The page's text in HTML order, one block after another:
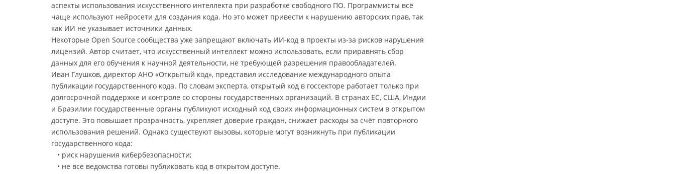
аспекты использования искусственного интеллекта при разработке свободного ПО. Программисты всё
чаще используют нейросети для создания кода. Но это может привести к нарушению авторских прав, так
как ИИ не указывает источники данных.
Некоторые Open Source сообщества уже запрещают включать ИИ-код в проекты из-за рисков нарушения
лицензий. Автор считает, что искусственный интеллект можно использовать, если приравнять сбор
данных для его обучения к научной деятельности, не требующей разрешения правообладателей.
Иван Глушков, директор АНО «Открытый код», представил исследование международного опыта
публикации государственного кода. По словам эксперта, открытый код в госсекторе работает только при
долгосрочной поддержке и контроле со стороны государственных организаций. В странах ЕС, США, Индии
и Бразилии государственные органы публикуют исходный код своих информационных систем в открытом
доступе. Это повышает прозрачность, укрепляет доверие граждан, снижает расходы за счёт повторного
использования решений. Однако существуют вызовы, которые могут возникнуть при публикации
государственного кода:
• риск нарушения кибербезопасности;
• не все ведомства готовы публиковать код в открытом доступе.